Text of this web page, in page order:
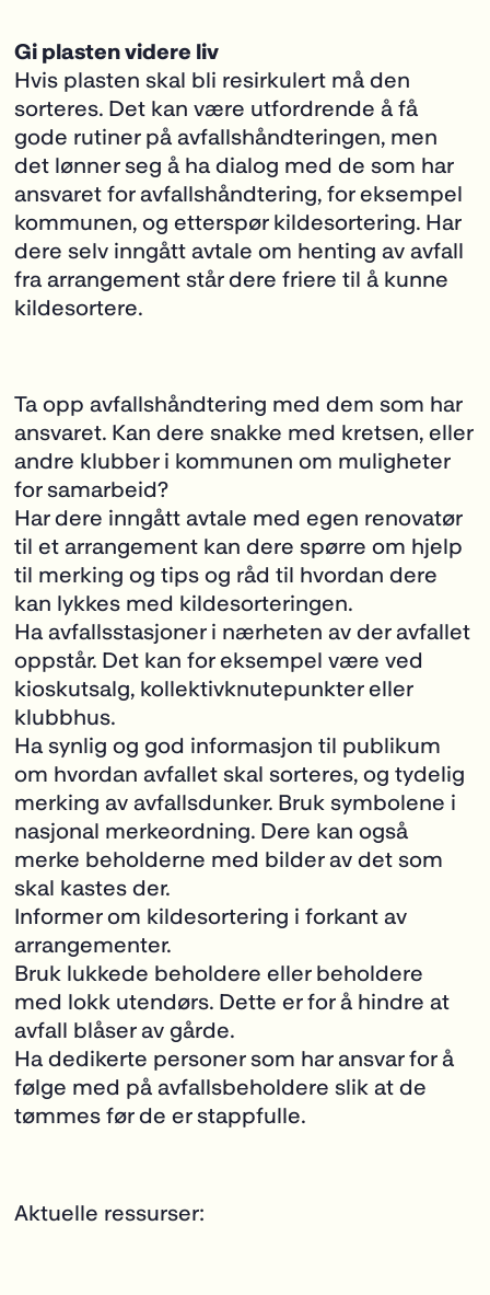
Gi plasten videre liv
Hvis plasten skal bli resirkulert må den
sorteres. Det kan være utfordrende å få
gode rutiner på avfallshåndteringen, men
det lønner seg å ha dialog med de som har
ansvaret for avfallshåndtering, for eksempel
kommunen, og etterspør kildesortering. Har
dere selv inngått avtale om henting av avfall
fra arrangement står dere friere til å kunne
kildesortere.
Ta opp avfallshåndtering med dem som har
ansvaret. Kan dere snakke med kretsen, eller
andre klubber i kommunen om muligheter
for samarbeid?
Har dere inngått avtale med egen renovatør
til et arrangement kan dere spørre om hjelp
til merking og tips og råd til hvordan dere
kan lykkes med kildesorteringen.
Ha avfallsstasjoner i nærheten av der avfallet
oppstår. Det kan for eksempel være ved
kioskutsalg, kollektivknutepunkter eller
klubbhus.
Ha synlig og god informasjon til publikum
om hvordan avfallet skal sorteres, og tydelig
merking av avfallsdunker. Bruk symbolene i
nasjonal merkeordning. Dere kan også
merke beholderne med bilder av det som
skal kastes der.
Informer om kildesortering i forkant av
arrangementer.
Bruk lukkede beholdere eller beholdere
med lokk utendørs. Dette er for å hindre at
avfall blåser av gårde.
Ha dedikerte personer som har ansvar for å
følge med på avfallsbeholdere slik at de
tømmes før de er stappfulle.
Aktuelle ressurser: